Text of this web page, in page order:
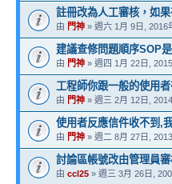
註冊改為人工審核，如
由 門神 » 週六 1月 9日, 2016
建議查修問題順序SOP是
由 門神 » 週四 1月 22日,
工程師你跟一般的使用
由 門神 » 週三 2月 12日,
使用者反應信件收不到,
由 門神 » 週二 8月 27日,
討論區帳號改由管理員
由 ccl25 » 週三 3月 26日,